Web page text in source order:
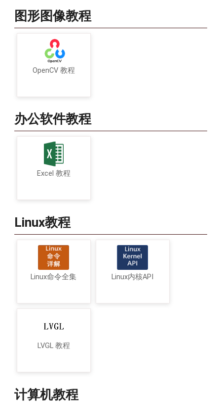
图形图像教程
OpenCV 教程
办公软件教程
Excel 教程
Linux教程
Linux命令全集 Linux内核API
LVGL 教程
计算机教程